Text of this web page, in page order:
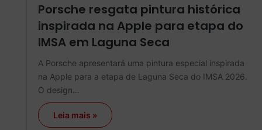
Porsche resgata pintura histórica
inspirada na Apple para etapa do
IMSA em Laguna Seca
A Porsche apresentará uma pintura especial inspirada
na Apple para a etapa de Laguna Seca do IMSA 2026.
O design…
Leia mais »